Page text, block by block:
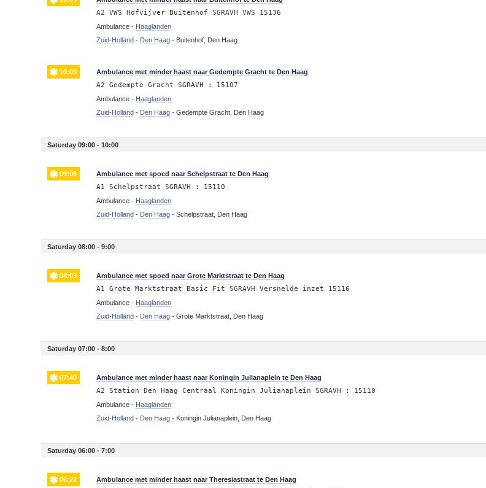
A2 VWS Hofvijver Buitenhof SGRAVH VWS 15136
Ambulance - Haaglanden
Zuid-Holland - Den Haag - Buitenhof, Den Haag
10:03 Ambulance met minder haast naar Gedempte Gracht te Den Haag
A2 Gedempte Gracht SGRAVH : 15107
Ambulance - Haaglanden
Zuid-Holland - Den Haag -Gedempte Gracht, Den Haag
Saturday 09:00 - 10:00
09:06 Ambulance met spoed naar Schelpstraat te Den Haag
A1 Schelpstraat SGRAVH : 15110
Ambulance - Haaglanden
Zuid-Holland - Den Haag -Schelpstraat, Den Haag
Saturday 08:00 - 9:00
08:03 Ambulance met spoed naar Grote Marktstraat te Den Haag
A1 Grote Marktstraat Basic Fit SGRAVH Versnelde inzet 15116
Ambulance - Haaglanden
Zuid-Holland - Den Haag -Grote Marktstraat, Den Haag
Saturday 07:00 - 8:00
07:40 Ambulance met minder haast naar Koningin Julianaplein te Den Haag
A2 Station Den Haag Centraal Koningin Julianaplein SGRAVH : 15110
Ambulance - Haaglanden
Zuid-Holland - Den Haag - Koningin Julianaplein, Den Haag
Saturday 06:00 - 7:00
06:22 Ambulance met minder haast naar Theresiastraat te Den Haag